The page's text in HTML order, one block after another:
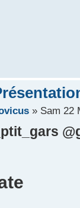
» Sam 22